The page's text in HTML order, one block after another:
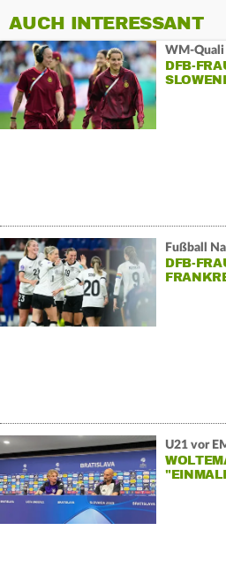
AUCH INTERESSANT
WM-Quali
DFB-
Fußball
DFB-
U21 vor